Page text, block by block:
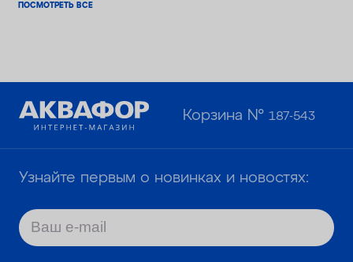
ПОСМОТРЕТЬ ВСЕ
Корзина №187-543
Узнайте первым о новинках и новостях: